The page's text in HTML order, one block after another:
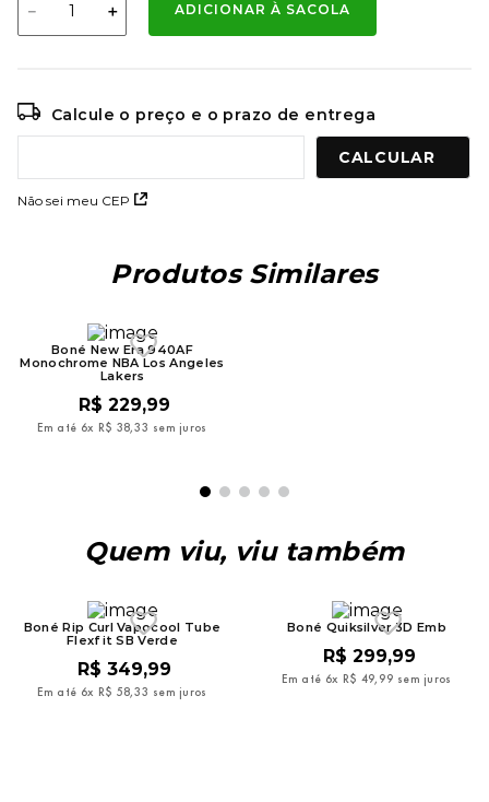
＋
－ ADICIONAR À SACOLA
Calcule o preço e o prazo de entrega
Não sei meu CEP
Produtos Similares
Boné New Era 940AF
Monochrome NBA Los Angeles
Lakers
R$ 229,99
Em até 6x R$ 38,33 sem juros
Quem viu, viu também
Boné Rip Curl Vapocool Tube
Flexfit SB Verde
R$ 349,99
Em até 6x R$ 58,33 sem juros
Boné Quiksilver 3D Emb
R$ 299,99
Em até 6x R$ 49, 99 sem juros